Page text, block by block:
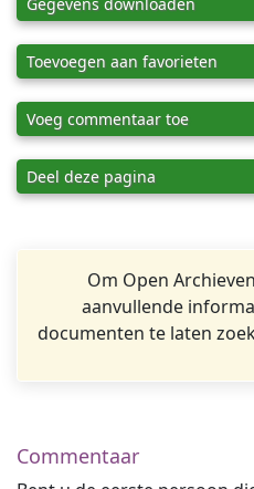
Toevoegen aan favorieten
Voeg commentaar toe
Deel deze pagina
Om Open
aanvullende
documenten te laten
Commentaar